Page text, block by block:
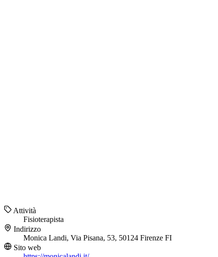
Attività
Fisioterapista
Indirizzo
Monica Landi, Via Pisana, 53, 50124 Firenze FI
Sito web